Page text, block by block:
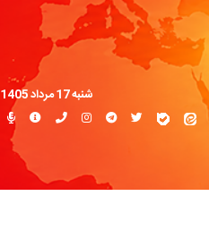
شنبه 17 مرداد 1405